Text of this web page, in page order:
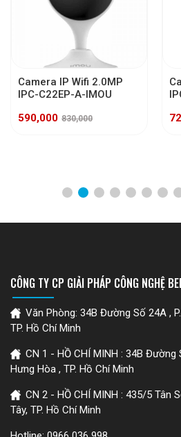
Camera IP Wifi 2.0MP
IPC-C22EP-A-IMOU
590,000 830,000
CÔNG TY CP GIẢI PHÁP CÔNG NGHỆ
Văn Phòng: 34B Đường Số 24A ,
TP. Hồ Chí Minh
CN 1 - HỒ CHÍ MINH : 34B Đường
Hưng Hòa , TP. Hồ Chí Minh
CN 2 - HỒ CHÍ MINH : 435/5 Tân
Tây, TP. Hồ Chí Minh